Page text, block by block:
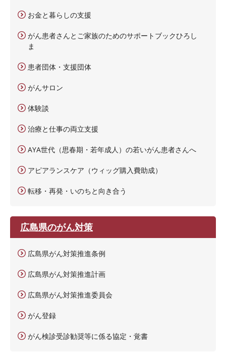
お金と暮らしの支援
がん患者さんとご家族のためのサポートブックひろし
ま
患者団体・支援団体
がんサロン
体験談
治療と仕事の両立支援
AYA世代（思春期・若年成人）の若いがん患者さんへ
アピアランスケア（ウィッグ購入費助成）
転移・再発・いのちと向き合う
広島県のがん対策
広島県がん対策推進条例
広島県がん対策推進計画
広島県がん対策推進委員会
がん登録
がん検診受診勧奨等に係る協定・覚書